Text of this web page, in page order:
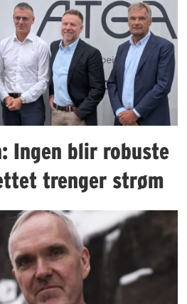
Ingen blir robuste
trenger strøm